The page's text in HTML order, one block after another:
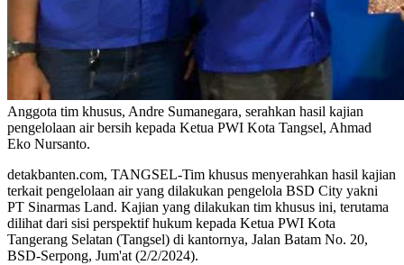
Anggota tim khusus, Andre Sumanegara, serahkan hasil kajian
pengelolaan air bersih kepada Ketua PWI Kota Tangsel, Ahmad
Eko Nursanto.
detakbanten.com, TANGSEL-Tim khusus menyerahkan hasil kajian
terkait pengelolaan air yang dilakukan pengelola BSD City yakni
PT Sinarmas Land. Kajian yang dilakukan tim khusus ini, terutama
dilihat dari sisi perspektif hukum kepada Ketua PWI Kota
Tangerang Selatan (Tangsel) di kantornya, Jalan Batam No. 20,
BSD-Serpong, Jum'at (2/2/2024).